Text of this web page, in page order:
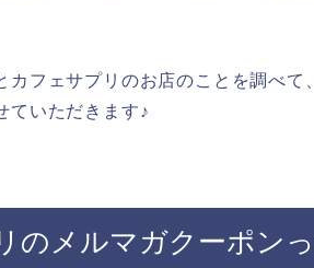
カフェサプリのお店のことを調べて
ていただきます♪
のメルマガクーポン